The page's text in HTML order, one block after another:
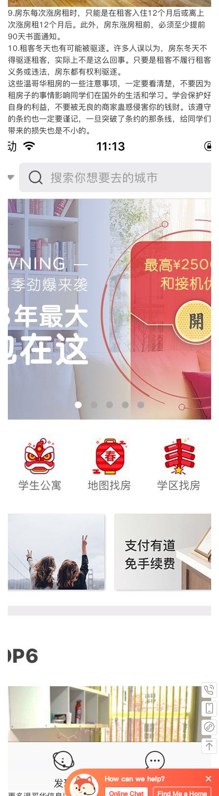
9.房东每次涨房租时，只能是在租客入住12个月后或离上
次涨房租12个月后。此外，房东涨房租前，必须至少提前
90天书面通知。
10.租客冬天也有可能被驱逐。许多人误以为，房东冬天不
得驱逐租客，实际上不是这么回事。只要是租客不履行租客
义务或违法，房东都有权利驱逐。
这些温哥华租房的一些注意事项，一定要看清楚，不要因为
租房子的事情影响同学们在国外的生活和学习。学会保护好
自身的利益，不要被无良的商家蛊惑侵害你的钱财。该遵守
的条约也一定要谨记，一旦突破了条约的那条线，给同学们
带来的损失也是不小的。
How can we help?
Online Chat Find Me a Home